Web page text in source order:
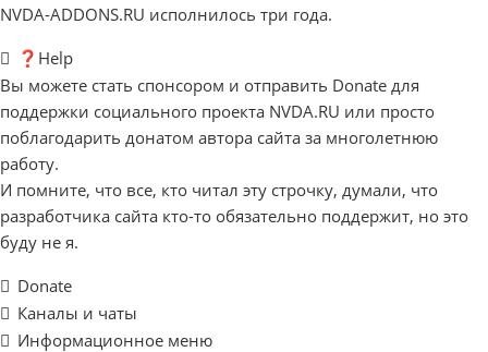
NVDA-ADDONS.RU исполнилось три года.
❓Help
Вы можете стать спонсором и отправить Donate для
поддержки социального проекта NVDA.RU или просто
поблагодарить донатом автора сайта за многолетнюю
работу.
И помните, что все, кто читал эту строчку, думали, что
разработчика сайта кто-то обязательно поддержит, но это
буду не я.
Donate
Каналы и чаты
Информационное меню